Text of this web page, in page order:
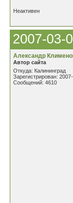
Неактивен
2007-03-
Александр
Автор сайта
Откуда: Калининград
Зарегистрирован:
Сообщений: 4610